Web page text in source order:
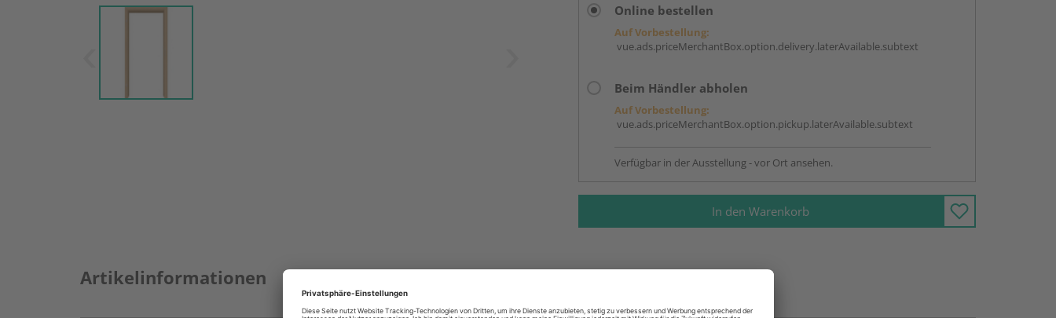
Online bestellen
Auf Vorbestellung:
vue.ads.priceMerchantBox.option.delivery.laterAvailable.subtext
Beim Händler abholen
Auf Vorbestellung:
vue.ads.priceMerchantBox.option.pickup.laterAvailable.subtext
Verfügbar in der Ausstellung - vor Ort ansehen.
In den Warenkorb
Artikelinformationen